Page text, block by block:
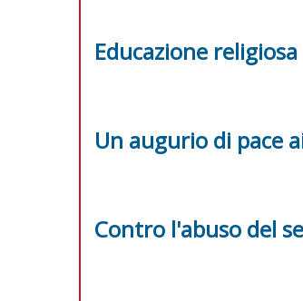
Educazione
Un augurio di pace
Contro l'abuso del